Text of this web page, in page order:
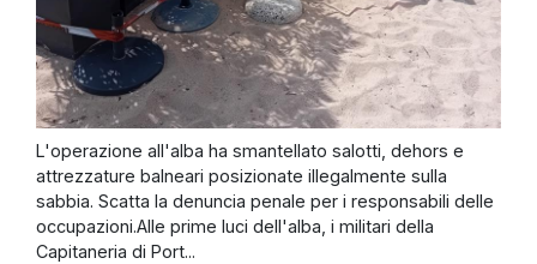
L'operazione all'alba ha smantellato salotti, dehors e
attrezzature balneari posizionate illegalmente sulla
sabbia. Scatta la denuncia penale per i responsabili delle
occupazioni.Alle prime luci dell'alba, i militari della
Capitaneria di Port...